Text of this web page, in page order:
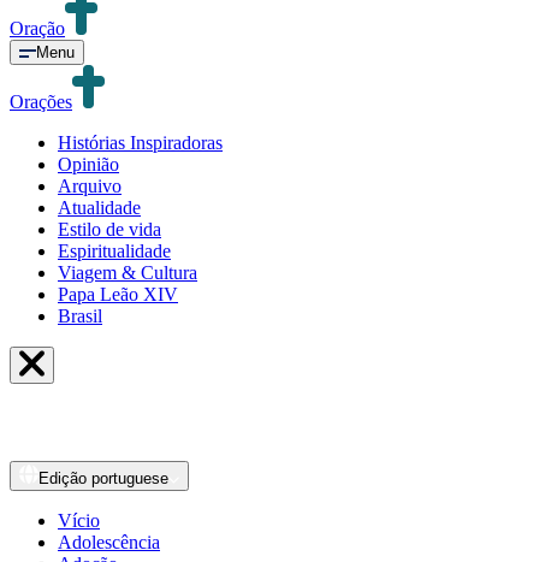
Oração
Menu
Orações
Histórias Inspiradoras
Opinião
Arquivo
Atualidade
Estilo de vida
Espiritualidade
Viagem & Cultura
Papa Leão XIV
Brasil
Edição portuguese
Vício
Adolescência